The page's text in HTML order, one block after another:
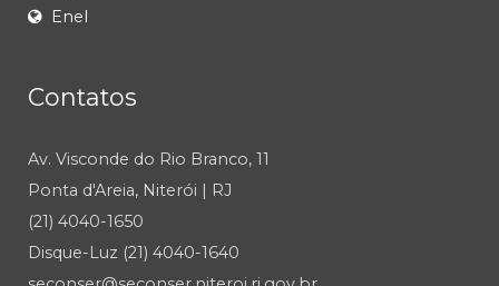
Enel
Contatos
Av. Visconde do Rio Branco, 11
Ponta d'Areia, Niterói | RJ
(21) 4040-1650
Disque-Luz (21) 4040-1640